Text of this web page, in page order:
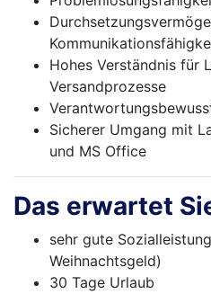
Hohes Verständnis für
Versandprozesse
Sicherer Umgang mit
und MS Office
Das erwartet
sehr gute
Weihnachtsgeld)
30 Tage Urlaub